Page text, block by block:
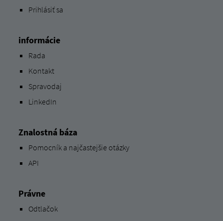
Prihlásiť sa
informácie
Rada
Kontakt
Spravodaj
LinkedIn
Znalostná báza
Pomocník a najčastejšie otázky
API
Právne
Odtlačok